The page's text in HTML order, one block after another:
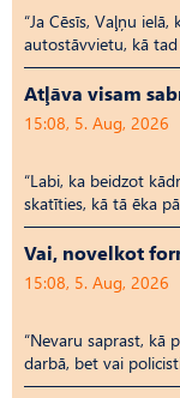
“Ja Cēsīs, Vaļņu
autostāvvietu, kā
Atļāva visam
15:08, 5. Aug, 2026
“Labi, ka beidzot
skatīties, kā tā ēka
Vai, novelkot
15:08, 5. Aug, 2026
“Nevaru saprast, kā
darbā, bet vai